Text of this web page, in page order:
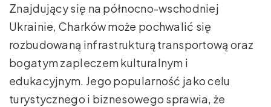
Znajdujący się na północno-wschodniej
Ukrainie, Charków może pochwalić się
rozbudowaną infrastrukturą transportową oraz
bogatym zapleczem kulturalnym i
edukacyjnym. Jego popularność jako celu
turystycznego i biznesowego sprawia, że